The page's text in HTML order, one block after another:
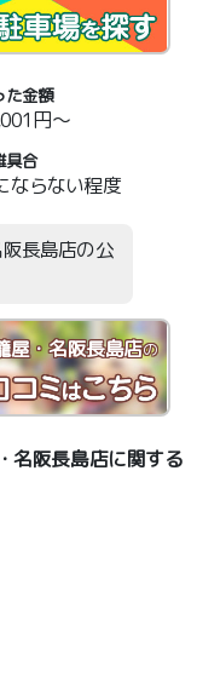
た金額
円～
具合
ならない程度
長島店の公
屋・名阪長島店の
名阪長島店に関する